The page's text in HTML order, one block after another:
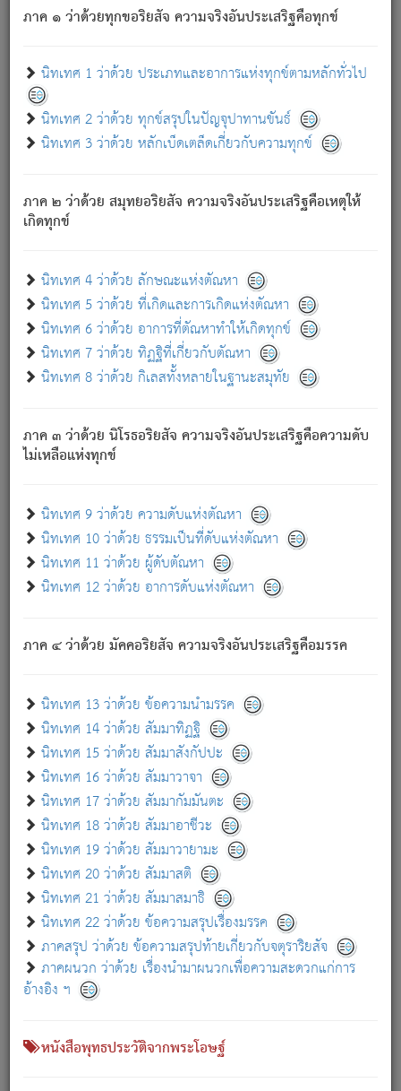
ภาค ๑ ว่าด้วยทุกขอริยสัจ ความจริงอันประเสริฐคือทุกข์
นิทเทศ 1 ว่าด้วย ประเภทและอาการแห่งทุกข์ตามหลักทั่วไป
นิทเทศ 2 ว่าด้วย ทุกข์สรุปในปัญจุปาทานขันธ์
นิทเทศ 3 ว่าด้วย หลักเบ็ดเตล็ดเกี่ยวกับความทุกข์
ภาค ๒ ว่าด้วย สมุทยอริยสัจ ความจริงอันประเสริฐคือเหตุให้
เกิดทุกข์
นิทเทศ 4 ว่าด้วย ลักษณะแห่งตัณหา
นิทเทศ 5 ว่าด้วย ที่เกิดและการเกิดแห่งตัณหา
นิทเทศ 6 ว่าด้วย อาการที่ตัณหาทำให้เกิดทุกข์
นิทเทศ 7 ว่าด้วย ทิฏฐิที่เกี่ยวกับตัณหา
นิทเทศ 8 ว่าด้วย กิเลสทั้งหลายในฐานะสมุทัย
ภาค ๓ ว่าด้วย นิโรธอริยสัจ ความจริงอันประเสริฐคือความดับ
ไม่เหลือแห่งทุกข์
นิทเทศ 9 ว่าด้วย ความดับแห่งตัณหา
นิทเทศ 10 ว่าด้วย ธรรมเป็นที่ดับแห่งตัณหา
นิทเทศ 11 ว่าด้วย ผู้ดับตัณหา
นิทเทศ 12 ว่าด้วย อาการดับแห่งตัณหา
ภาค ๔ ว่าด้วย มัคคอริยสัจ ความจริงอันประเสริฐคือมรรค
นิทเทศ 13 ว่าด้วย ข้อความนำมรรค
นิทเทศ 14 ว่าด้วย สัมมาทิฏฐิ
นิทเทศ 15 ว่าด้วย สัมมาสังกัปปะ
นิทเทศ 16 ว่าด้วย สัมมาวาจา
นิทเทศ 17 ว่าด้วย สัมมากัมมันตะ
นิทเทศ 18 ว่าด้วย สัมมาอาชีวะ
นิทเทศ 19 ว่าด้วย สัมมาวายามะ
นิทเทศ 20 ว่าด้วย สัมมาสติ
นิทเทศ 21 ว่าด้วย สัมมาสมาธิ
นิทเทศ 22 ว่าด้วย ข้อความสรุปเรื่องมรรค
ภาคสรุป ว่าด้วย ข้อความสรุปท้ายเกี่ยวกับจตุราริยสัจ
ภาคผนวก ว่าด้วย เรื่องนำมาผนวกเพื่อความสะดวกแก่การ
อ้างอิง ฯ
หนังสือพุทธประวัติจากพระโอษฐ์
ภพ ว่ามีได้เพราะวิภพ[2]: เรากล่าวว่า สมณะหรือพราหมณ์ทั้ง
ปวงนั้น ก็ยังสลัดภพออกไปไม่ได้.
ก็ทุกข์นี้มีขึ้น เพราะอาศัยซึ่งอุปธิทั้งปวง.
เพราะความสิ้นไปแห่งอุปาทานทั้งปวง ความเกิดขึ้นแห่ง
ทุกข์จึงไม่มี.
ท่านจงดูโลกนี้เถิด (จะเห็นว่า) สัตว์ทั้งหลายอันอวิชาหนา
แน่นบังหนาแล้ว; และว่า สัตว์ผู้ยินดีในภพอันเป็นแล้วนั้น ย่อม
อันเป็นไปในที่หรือเวลาทั้งปวง[3]เพื่อความมีแห่งประโยชน์โดย
ประการทั้งปวง; ภพทั้งหลายทั้งหมดนั้น ไม่เที่ยง เป็นทุกข์ มี
ความแปรปรวนเป็นธรรมดา.
อย่างนี้อยู่; เขาย่อมละภวตัณหาได้ และไม่เพลิดเพลินวิภวตัณหา
ด้วย.
ความดับเพราะความสำรอกไม่เหลือ (แห่งภพทั้งหลาย)
เพราะความสิ้นไปแห่งตัณหาโดยประการทั้งปวง นั้นคือ
นิพพาน.
ภพใหม่ย่อมไม่มีแก่ภิกษุนั้น ผู้ดับเย็นสนิทแล้ว เพราะไม่มี
ภิกษุนั้น เป็นผู้ครอบงำมารได้แล้ว ชนะสงครามแล้ว ก้าวล่วง
ภพทั้งหลายทั้งปวงได้แล้ว เป็นผู้คงที่ (คือไม่เปลี่ยนแปลงอีกต่อ
- อุ.ขุ. ๒๕/๑๒๑/๘๔.
(ข้อความนี้ เป็นพระพุทธอุทานที่ทรงเปล่งออก ที่โคนต้นโพธิ์
เป็นที่ตรัสรู้ เมื่อตรัสรู้แล้วได้ 7 วัน)
เกี่ยวกับธรรมโฆษณ์ออนไลน์ (Disclaimer)
แม้ระบบ "ธรรมโฆษณ์ออนไลน์" พยายามปรับปรุงข้อมูลให้ถูกต้องมากที่สุด
ผู้ศึกษาก็พึงตรวจสอบกับตัวเล่มหนังสือต้นฉบับ ที่มีการพิมพ์ครั้งล่าสุด
ก่อนนำข้อมูลไปใช้ในการอ้างอิง"
เกี่ยวกับอัตถจารี|เกี่ยวกับการพัฒนา|แจ้งข้อผิดพลาด / แนะนำ
หนังสือที่เกี่ยวข้อง